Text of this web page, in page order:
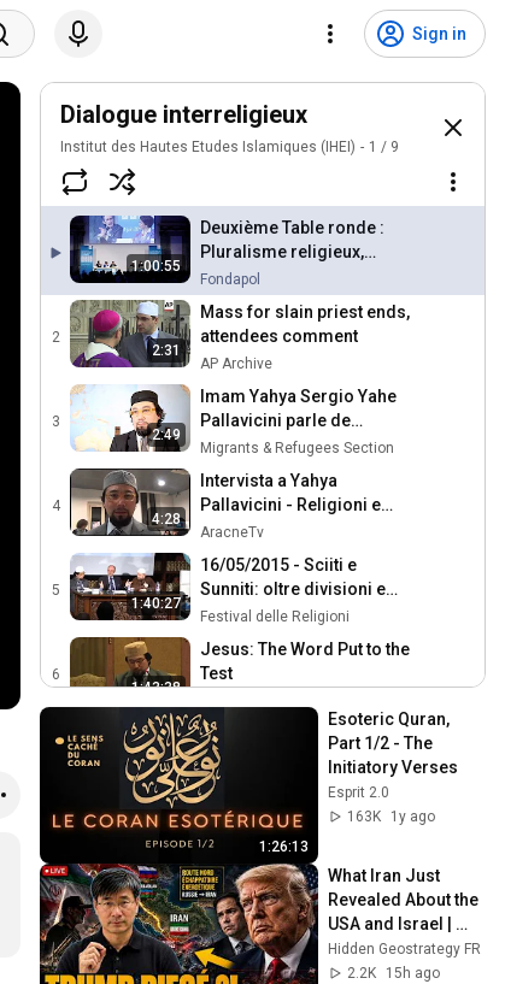
Sign in
Dialogue interreligieux
Institut des Hautes Etudes Islamiques (IHEI) 1 / 9
1:00:55
Deuxième Table ronde :
Pluralisme religieux,
Lectures du Coran
Fondapol
2
2:31
Mass for slain priest ends,
attendees comment
AP Archive
3
2:49
Imam Yahya Sergio Yahe
Pallavicini parle de
l'importance de la
Migrants & Refugees Section
4
4:28
Intervista a Yahya
Pallavicini - Religioni e
conflitti
AracneTv
5
1:40:27
16/05/2015 - Sciiti e
Sunniti: oltre divisioni e
propaganda - Festival
Festival delle Religioni
6
1:43:38
Jesus: The Word Put to the
Test
1:53:41
Chemins de pèlerinage et
cheminement spirituel
entre Orient et Occident Institut des Hautes Etudes Islamiques (IHEI)
Conférence | La fraternité
humaine : un espoir pour la
paix dans le monde ?
ICP
9
1:32:16
** IFCM Lyon : Débat
ifcm lyon
1:26:13
Esoteric Quran,
Part 1/2 - The
Initiatory Verses
Esprit 2.0
163K
1y ago
What Iran Just
Revealed About the
USA and Israel |
Prof Jiang Xueqin
Hidden Geostrategy FR
2.2K
15h ago